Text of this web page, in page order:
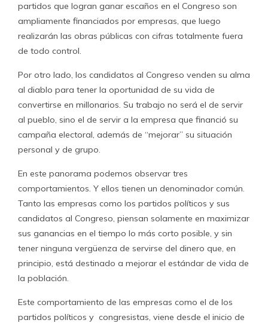
partidos que logran ganar escaños en el Congreso son
ampliamente financiados por empresas, que luego
realizarán las obras públicas con cifras totalmente fuera
de todo control.
Por otro lado, los candidatos al Congreso venden su alma
al diablo para tener la oportunidad de su vida de
convertirse en millonarios. Su trabajo no será el de servir
al pueblo, sino el de servir a la empresa que financió su
campaña electoral, además de “mejorar” su situación
personal y de grupo.
En este panorama podemos observar tres
comportamientos. Y ellos tienen un denominador común.
Tanto las empresas como los partidos políticos y sus
candidatos al Congreso, piensan solamente en maximizar
sus ganancias en el tiempo lo más corto posible, y sin
tener ninguna vergüenza de servirse del dinero que, en
principio, está destinado a mejorar el estándar de vida de
la población.
Este comportamiento de las empresas como el de los
partidos políticos y congresistas, viene desde el inicio de